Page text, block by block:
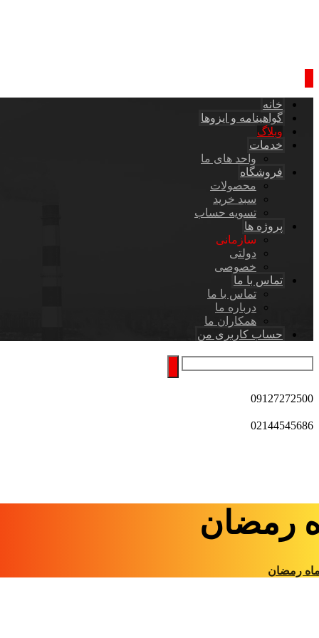
خانه
گواهینامه و ایزوها
وبلاگ
خدمات
واحد های ما
فروشگاه
محصولات
سبد خرید
تسویه حساب
پروژه ها
سازمانی
دولتی
خصوصی
تماس با ما
تماس با ما
درباره ما
همکاران ما
حساب کاربری من
09127272500
02144545686
رمضان
رمضان